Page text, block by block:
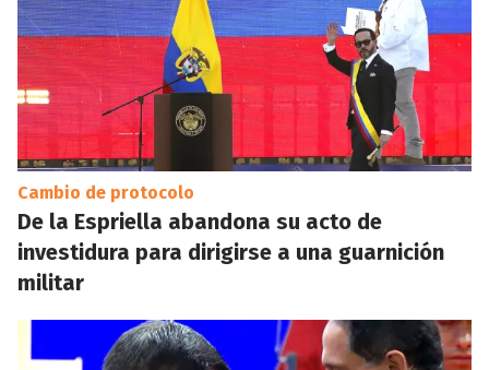
Cambio de protocolo
De la Espriella abandona su acto de
investidura para dirigirse a una guarnición
militar